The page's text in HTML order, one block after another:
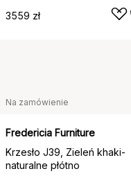
3559 zł
Na zamówienie
Fredericia Furniture
Krzesło J39, Zieleń khaki-
naturalne płótno